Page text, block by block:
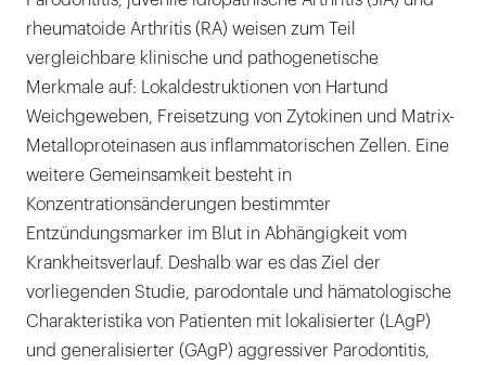
rheumatoide Arthritis (RA) weisen zum Teil
vergleichbare klinische und pathogenetische
Merkmale auf: Lokaldestruktionen von Hartund
Weichgeweben, Freisetzung von Zytokinen und Matrix-
Metalloproteinasen aus inflammatorischen Zellen. Eine
weitere Gemeinsamkeit besteht in
Konzentrationsänderungen bestimmter
Entzündungsmarker im Blut in Abhängigkeit vom
Krankheitsverlauf. Deshalb war es das Ziel der
vorliegenden Studie, parodontale und hämatologische
Charakteristika von Patienten mit lokalisierter (LAgP)
und generalisierter (GAgP) aggressiver Parodontitis,